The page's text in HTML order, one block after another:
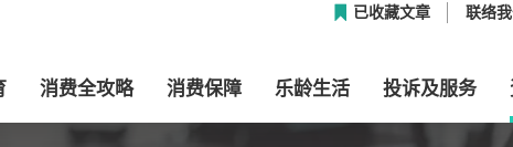
已收藏文章 联络
消费全攻略 消费保障 乐龄生活 投诉及服务